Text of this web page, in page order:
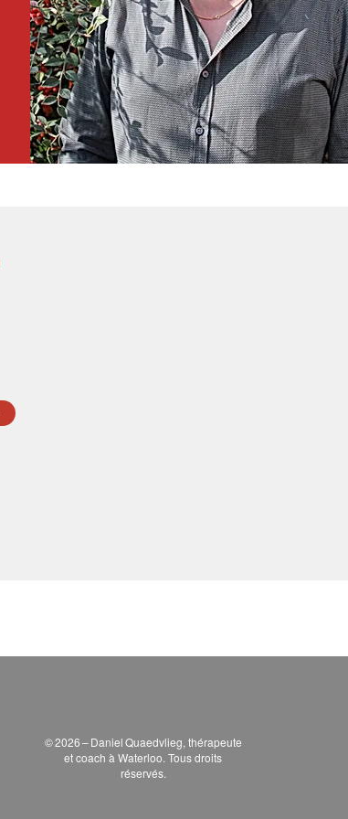
© 2026 – Daniel Quaedvlieg, thérapeute
et coach à Waterloo. Tous droits
réservés.